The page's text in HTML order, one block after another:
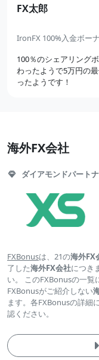
コ
メ
ト
FX太郎の
メ
ト
100％のシェアリング
わったようで5万円の
ったようです！
海外FX会社
ダイアモンドパート
FXBonusは、21の海外FX
了した海外FX会社につき
い。 このFXBonusの一覧
FXBonusがご紹介しない
ます。各FXBonusの詳細
認ください。